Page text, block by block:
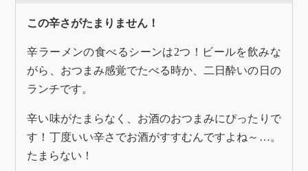
この辛さがたまりません！
辛ラーメンの食べるシーンは2つ！ビールを飲みな
がら、おつまみ感覚でたべる時か、二日酔いの日の
ランチです。
辛い味がたまらなく、お酒のおつまみにぴったりで
す！丁度いい辛さでお酒がすすむんですよね～…。
たまらない！